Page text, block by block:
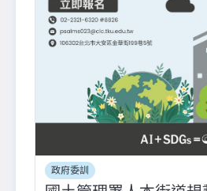
政府委訓